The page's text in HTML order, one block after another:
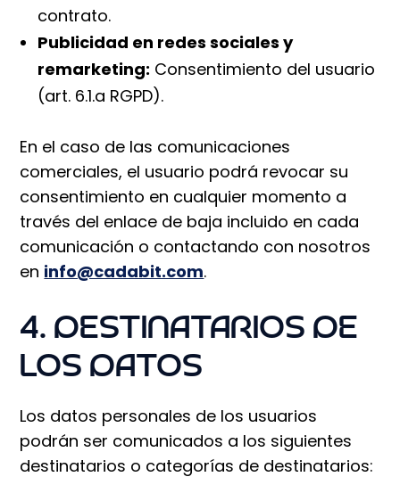
contrato.
Publicidad en redes sociales y
remarketing: Consentimiento del usuario
(art. 6.1.a RGPD).
En el caso de las comunicaciones
comerciales, el usuario podrá revocar su
consentimiento en cualquier momento a
través del enlace de baja incluido en cada
comunicación o contactando con nosotros
en info@cadabit.com.
4. DESTINATARIOS DE
LOS DATOS
Los datos personales de los usuarios
podrán ser comunicados a los siguientes
destinatarios o categorías de destinatarios: